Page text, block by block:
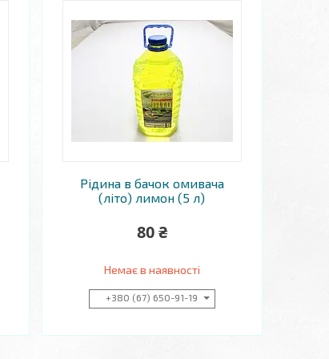
Рідина в бачок омивача
(літо) лимон (5 л)
80 ₴
Немає в наявності
+380 (67) 650-91-19